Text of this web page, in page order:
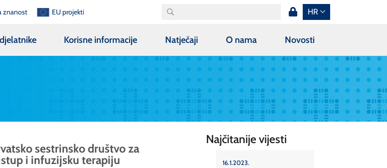
znanost EU projekti HR
Korisne informacije Natječaji O nama Novosti
sestrinsko društvo za
i infuzijsku terapiju
Najčitanije vijesti
16.1.2023.